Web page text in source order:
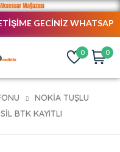
GECİNİZ WHATSAP
😎
0 0
NOKİA TUŞLU
BTK KAYITLI